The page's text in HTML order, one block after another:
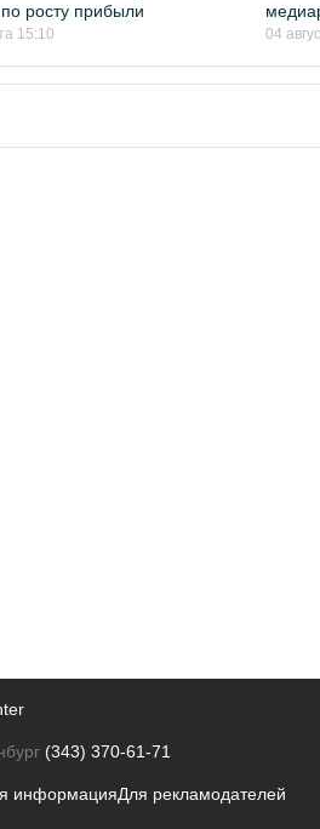
росту прибыли
15:10 04
(343) 370-61-71
информацияДля рекламодателей